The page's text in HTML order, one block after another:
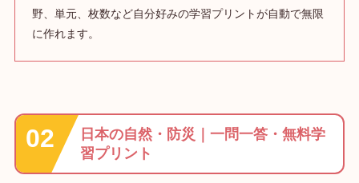
野、単元、枚数など自分好みの学習プリントが自動で無限
に作れます。
日本の自然・防災｜一問一答・無料学
習プリント